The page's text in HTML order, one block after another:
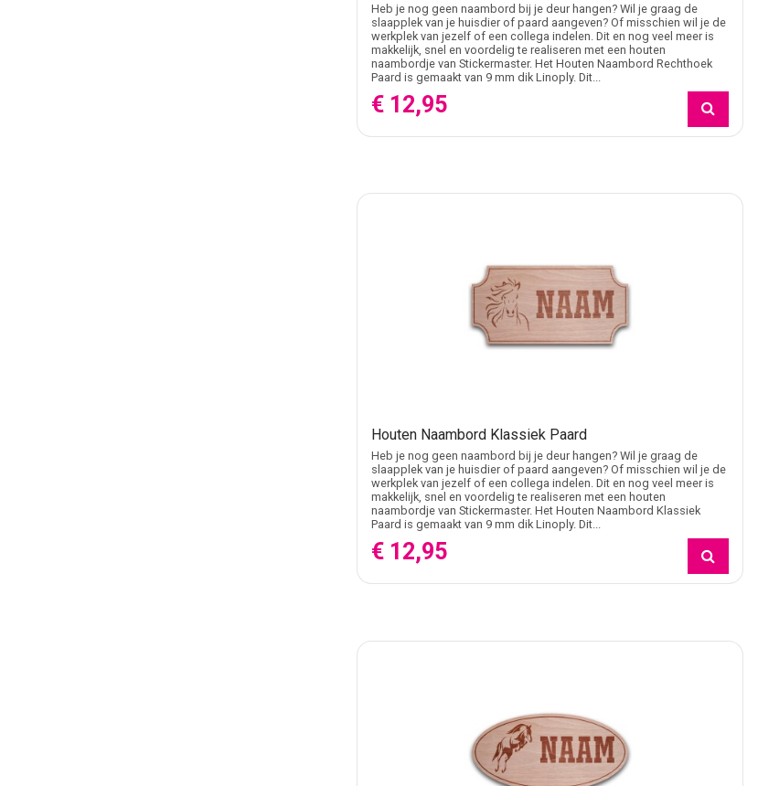
Heb je nog geen naambord bij je deur hangen? Wil je graag de
slaapplek van je huisdier of paard aangeven? Of misschien wil je de
werkplek van jezelf of een collega indelen. Dit en nog veel meer is
makkelijk, snel en voordelig te realiseren met een houten
naambordje van Stickermaster. Het Houten Naambord Rechthoek
Paard is gemaakt van 9 mm dik Linoply. Dit...
€ 12,95
Houten Naambord Klassiek Paard
Heb je nog geen naambord bij je deur hangen? Wil je graag de
slaapplek van je huisdier of paard aangeven? Of misschien wil je de
werkplek van jezelf of een collega indelen. Dit en nog veel meer is
makkelijk, snel en voordelig te realiseren met een houten
naambordje van Stickermaster. Het Houten Naambord Klassiek
Paard is gemaakt van 9 mm dik Linoply. Dit...
€ 12,95